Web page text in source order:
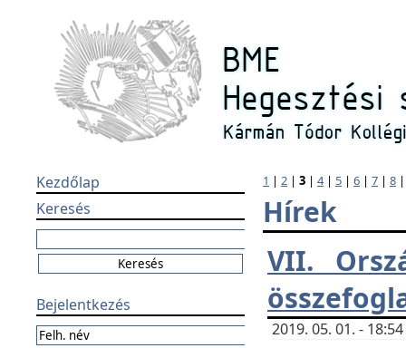
Kezdőlap
Keresés
Bejelentkezés
1 | 2 | 3 | 4| 5 | 6 | 7 | 8
Hírek
VII.
2019. 05. 01. -